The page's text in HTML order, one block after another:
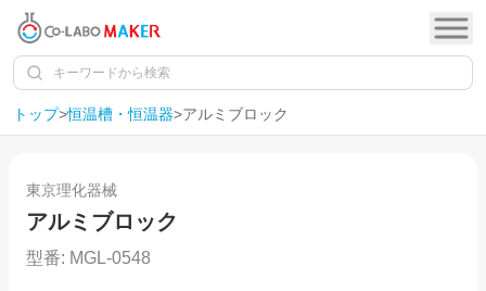
トップ>恒温槽・恒温器>アルミブロック
東京理化器械
アルミブロック
型番: MGL-0548